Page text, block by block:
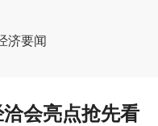
济要闻
会亮点抢先看